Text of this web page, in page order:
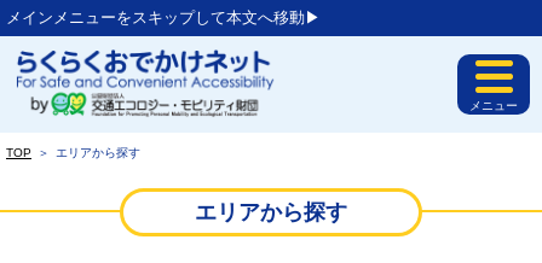
メインメニューをスキップして本文へ移動▶︎
メニュー
TOP ＞ エリアから探す
エリアから探す